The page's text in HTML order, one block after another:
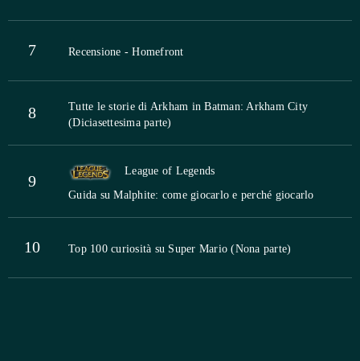
7 Recensione - Homefront
8
Tutte le storie di Arkham in Batman: Arkham City
(Diciasettesima parte)
9
League of Legends
Guida su Malphite: come giocarlo e perché giocarlo
10 Top 100 curiosità su Super Mario (Nona parte)